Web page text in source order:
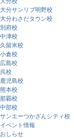
大分サンリブ明野校
大分わさだタウン校
別府校
中津校
久留米校
小倉校
広島校
呉校
鹿児島校
熊本校
那覇校
中部校
サンエーつかざんシティ校
イベント情報
おしらせ